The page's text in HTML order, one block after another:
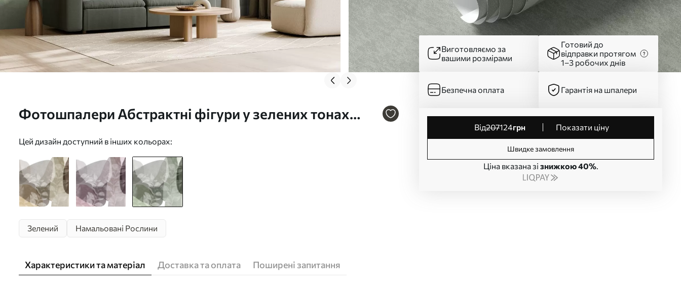
Фотошпалери Абстрактні фігури у зелених тонах
та фактурними елементами w09865v2
Цей дизайн доступний в інших кольорах:
Виготовляємо за
вашими розмірами
Готовий до
відправки протягом
1–3 робочих днів
Безпечна оплата Гарантія на шпалери
від207124грн Показати ціну
Швидке замовлення
Ціна вказана зі знижкою 40%.
Зелений Намальовані Рослини
Характеристики та матеріал Доставка та оплата Поширені запитання